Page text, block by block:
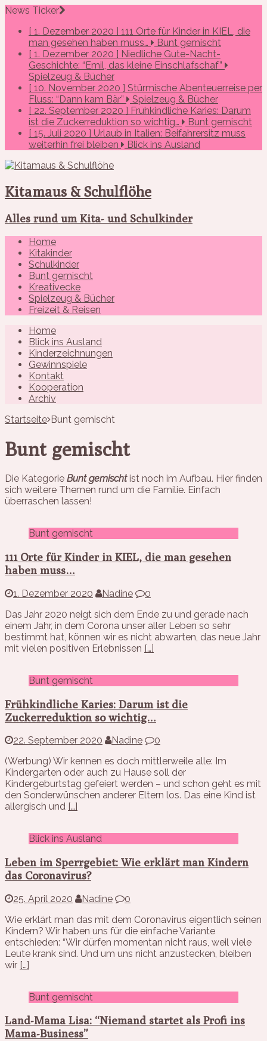
News Ticker
[ 1. Dezember 2020 ] 111 Orte für Kinder in KIEL, die
man gesehen haben muss…
Bunt gemischt
[ 1. Dezember 2020 ] Niedliche Gute-Nacht-
Geschichte: “Emil, das kleine Einschlafschaf”
Spielzeug & Bücher
[ 10. November 2020 ] Stürmische Abenteuerreise per
Fluss: “Dann kam Bär”
Spielzeug & Bücher
[ 22. September 2020 ] Frühkindliche Karies: Darum
ist die Zuckerreduktion so wichtig…
Bunt gemischt
[ 15. Juli 2020 ] Urlaub in Italien: Beifahrersitz muss
weiterhin frei bleiben
Blick ins Ausland
Kitamaus & Schulflöhe
Alles rund um Kita- und Schulkinder
Home
Kitakinder
Schulkinder
Bunt gemischt
Kreativecke
Spielzeug & Bücher
Freizeit & Reisen
Home
Blick ins Ausland
Kinderzeichnungen
Gewinnspiele
Kontakt
Kooperation
Archiv
Startseite Bunt gemischt
Bunt gemischt
Die Kategorie Bunt gemischtist noch im Aufbau. Hier finden
sich weitere Themen rund um die Familie. Einfach
überraschen lassen!
Bunt gemischt
111 Orte für Kinder in KIEL, die man gesehen
haben muss…
1. Dezember 2020 Nadine
0
Das Jahr 2020 neigt sich dem Ende zu und gerade nach
einem Jahr, in dem Corona unser aller Leben so sehr
bestimmt hat, können wir es nicht abwarten, das neue Jahr
mit vielen positiven Erlebnissen […]
Bunt gemischt
Frühkindliche Karies: Darum ist die
Zuckerreduktion so wichtig…
22. September 2020 Nadine
0
(Werbung) Wir kennen es doch mittlerweile alle: Im
Kindergarten oder auch zu Hause soll der
Kindergeburtstag gefeiert werden – und schon geht es mit
den Sonderwünschen anderer Eltern los. Das eine Kind ist
allergisch und […]
Blick ins Ausland
Leben im Sperrgebiet: Wie erklärt man Kindern
das Coronavirus?
25. April 2020 Nadine
0
Wie erklärt man das mit dem Coronavirus eigentlich seinen
Kindern? Wir haben uns für die einfache Variante
entschieden: “Wir dürfen momentan nicht raus, weil viele
Leute krank sind. Und um uns nicht anzustecken, bleiben
wir […]
Bunt gemischt
Land-Mama Lisa: “Niemand startet als Profi ins
Mama-Business”